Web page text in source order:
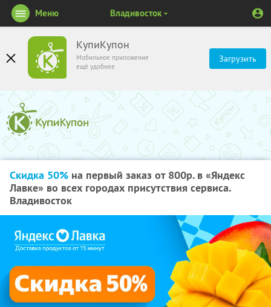
КупиКупон
Мобильное приложение
ещё удобнее
Загрузить
Меню Владивосток
Скидка 50% на первый заказ от 800р. в «Яндекс
Лавке» во всех городах присутствия сервиса.
Владивосток